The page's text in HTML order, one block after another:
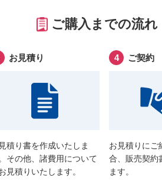
ご購入までの流れ
お見積り
積り書を作成いたしま
その他、諸費用について
見積りいたします。
ご契約
お見積りにご
合、販売契約
ます。